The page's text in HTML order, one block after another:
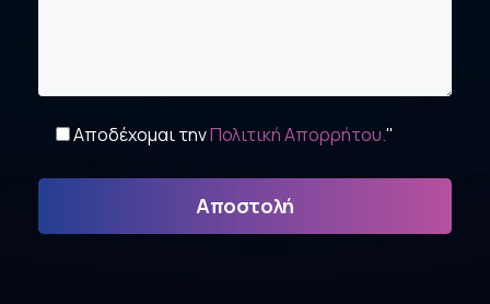
Αποδέχομαι τηνΠολιτική Απορρήτου."